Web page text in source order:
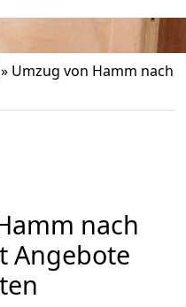
» Umzug von Hamm nach
nach
Angebote